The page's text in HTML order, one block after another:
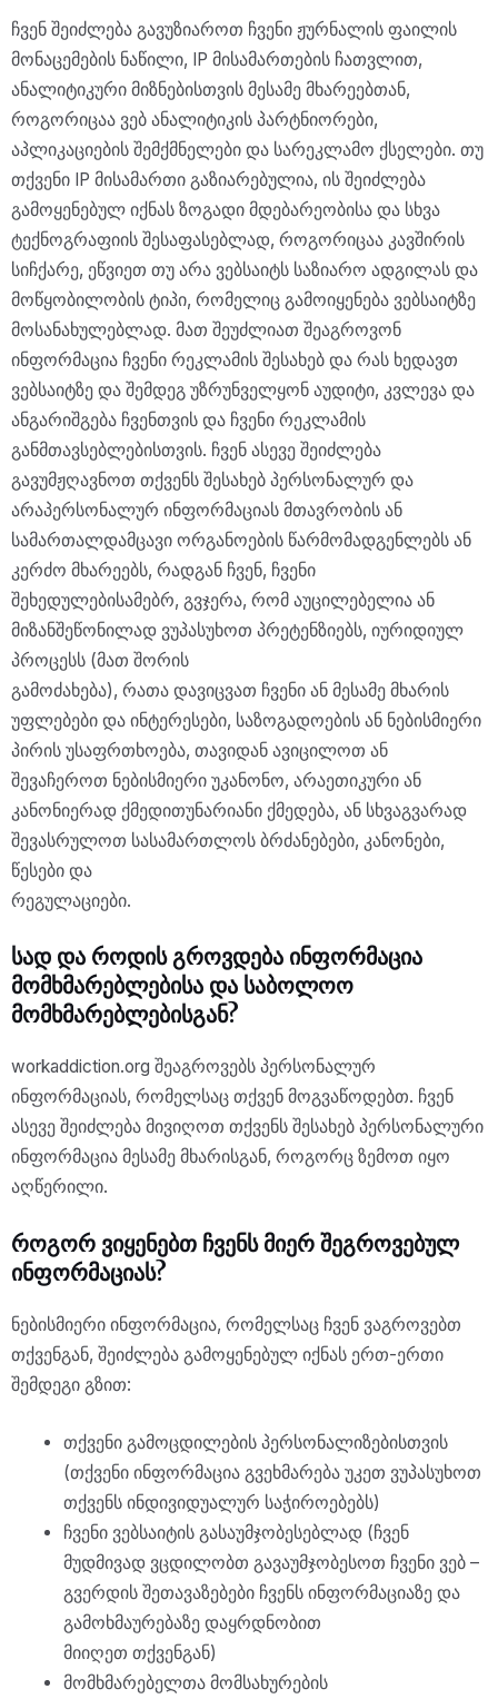
ჩვენ შეიძლება გავუზიაროთ ჩვენი ჟურნალის ფაილის
მონაცემების ნაწილი, IP მისამართების ჩათვლით,
ანალიტიკური მიზნებისთვის მესამე მხარეებთან,
როგორიცაა ვებ ანალიტიკის პარტნიორები,
აპლიკაციების შემქმნელები და სარეკლამო ქსელები. თუ
თქვენი IP მისამართი გაზიარებულია, ის შეიძლება
გამოყენებულ იქნას ზოგადი მდებარეობისა და სხვა
ტექნოგრაფიის შესაფასებლად, როგორიცაა კავშირის
სიჩქარე, ეწვიეთ თუ არა ვებსაიტს საზიარო ადგილას და
მოწყობილობის ტიპი, რომელიც გამოიყენება ვებსაიტზე
მოსანახულებლად. მათ შეუძლიათ შეაგროვონ
ინფორმაცია ჩვენი რეკლამის შესახებ და რას ხედავთ
ვებსაიტზე და შემდეგ უზრუნველყონ აუდიტი, კვლევა და
ანგარიშგება ჩვენთვის და ჩვენი რეკლამის
განმთავსებლებისთვის. ჩვენ ასევე შეიძლება
გავუმჟღავნოთ თქვენს შესახებ პერსონალურ და
არაპერსონალურ ინფორმაციას მთავრობის ან
სამართალდამცავი ორგანოების წარმომადგენლებს ან
კერძო მხარეებს, რადგან ჩვენ, ჩვენი
შეხედულებისამებრ, გვჯერა, რომ აუცილებელია ან
მიზანშეწონილად ვუპასუხოთ პრეტენზიებს, იურიდიულ
პროცესს (მათ შორის
გამოძახება), რათა დავიცვათ ჩვენი ან მესამე მხარის
უფლებები და ინტერესები, საზოგადოების ან ნებისმიერი
პირის უსაფრთხოება, თავიდან ავიცილოთ ან
შევაჩეროთ ნებისმიერი უკანონო, არაეთიკური ან
კანონიერად ქმედითუნარიანი ქმედება, ან სხვაგვარად
შევასრულოთ სასამართლოს ბრძანებები, კანონები,
წესები და
რეგულაციები.
სად და როდის გროვდება ინფორმაცია
მომხმარებლებისა და საბოლოო
მომხმარებლებისგან?
workaddiction.org შეაგროვებს პერსონალურ
ინფორმაციას, რომელსაც თქვენ მოგვაწოდებთ. ჩვენ
ასევე შეიძლება მივიღოთ თქვენს შესახებ პერსონალური
ინფორმაცია მესამე მხარისგან, როგორც ზემოთ იყო
აღწერილი.
როგორ ვიყენებთ ჩვენს მიერ შეგროვებულ
ინფორმაციას?
ნებისმიერი ინფორმაცია, რომელსაც ჩვენ ვაგროვებთ
თქვენგან, შეიძლება გამოყენებულ იქნას ერთ-ერთი
შემდეგი გზით:
თქვენი გამოცდილების პერსონალიზებისთვის
(თქვენი ინფორმაცია გვეხმარება უკეთ ვუპასუხოთ
თქვენს ინდივიდუალურ საჭიროებებს)
ჩვენი ვებსაიტის გასაუმჯობესებლად (ჩვენ
მუდმივად ვცდილობთ გავაუმჯობესოთ ჩვენი ვებ –
გვერდის შეთავაზებები ჩვენს ინფორმაციაზე და
გამოხმაურებაზე დაყრდნობით
მიიღეთ თქვენგან)
მომხმარებელთა მომსახურების